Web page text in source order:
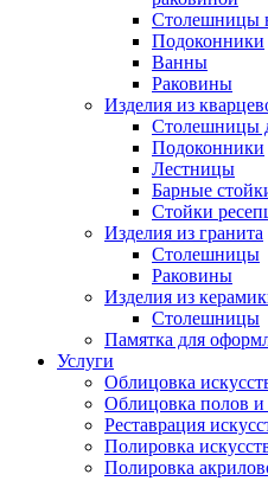
Столешницы
Подоконники
Ванны
Раковины
Изделия из
Столешницы
Подоконники
Лестницы
Барные
Стойки
Изделия из гранита
Столешницы
Раковины
Изделия из
Столешницы
Памятка для
Услуги
Облицовка
Облицовка полов и
Реставрация
Полировка
Полировка